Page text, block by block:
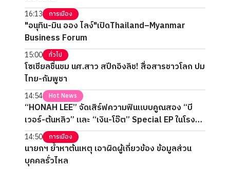
16:13 การเมือง
"อนุทิน-มิน ออง ไลง์"เปิดThailand–Myanmar
Business Forum
15:00 ทั่วไป
โซเชียลชื่นชม นศ.สาว สปีกอิงลิช! สื่อสารชาวโลก ปม
ไทย-กัมพูชา
14:54 Hot News
“HONAH LEE” จัดเสิร์ฟความฟินแบบคูณสอง “บี
เวอร์-ต้นหลิว” และ “เงิน-โอ๊ต” Special EP ในโรง
ภาพยนตร์ 2 วันเต็ม
14:50 การเมือง
นายกฯ ย้ำหาต้นเหตุ เอาผิดผู้เกี่ยวข้อง ข้อมูลส่วน
บุคคลรั่วไหล